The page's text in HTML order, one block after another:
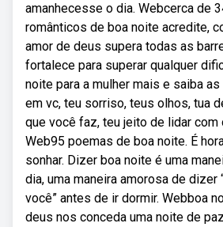
amanhecesse o dia. Webcerca de
românticos de boa noite acredite,
amor de deus supera todas as
fortalece para superar qualquer
noite para a mulher mais e saiba
em vc, teu sorriso, teus olhos, tua
que você faz, teu jeito de lidar com
Web95 poemas de boa noite. É
sonhar. Dizer boa noite é uma
dia, uma maneira amorosa de dizer
você” antes de ir dormir. Webboa
deus nos conceda uma noite de